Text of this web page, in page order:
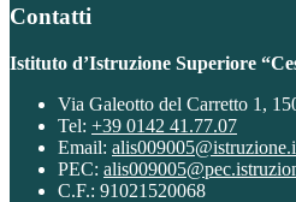
Contatti
Istituto d’Istruzione Superiore
Via Galeotto del Carretto 1,
Tel: +39 0142 41.77.07
Email:
PEC:
C.F.: 91021520068